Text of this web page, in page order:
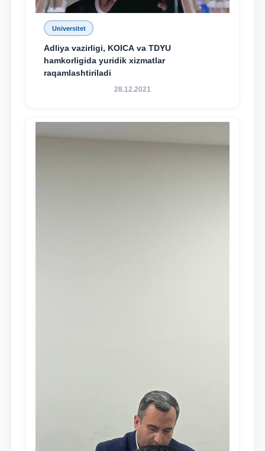
Universitet
Adliya vazirligi, KOICA va TDYU
hamkorligida yuridik xizmatlar
raqamlashtiriladi
28.12.2021